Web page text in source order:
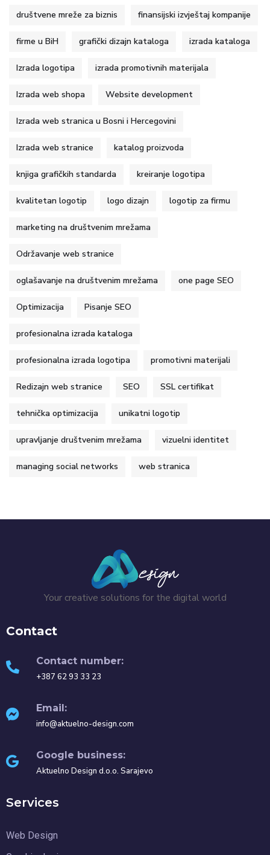
društvene mreže za biznis finansijski izvještaj kompanije
firme u BiH grafički dizajn kataloga izrada kataloga
Izrada logotipa izrada promotivnih materijala
Izrada web shopa Website development
Izrada web stranica u Bosni i Hercegovini
Izrada web stranice katalog proizvoda
knjiga grafičkih standarda kreiranje logotipa
kvalitetan logotip logo dizajn logotip za firmu
marketing na društvenim mrežama
Održavanje web stranice
oglašavanje na društvenim mrežama one page SEO
Optimizacija Pisanje SEO
profesionalna izrada kataloga
profesionalna izrada logotipa promotivni materijali
Redizajn web stranice SEO SSL certifikat
tehnička optimizacija unikatni logotip
upravljanje društvenim mrežama vizuelni identitet
managing social networks web stranica
Your creative solutions for the digital world
Contact
Contact number:
+387 62 93 33 23
Email:
info@aktuelno-design.com
Google business:
Aktuelno Design d.o.o. Sarajevo
Services
Web Design